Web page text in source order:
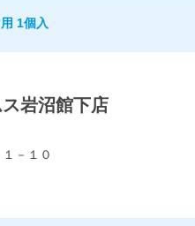
1個入
ス岩沼館下店
－１０